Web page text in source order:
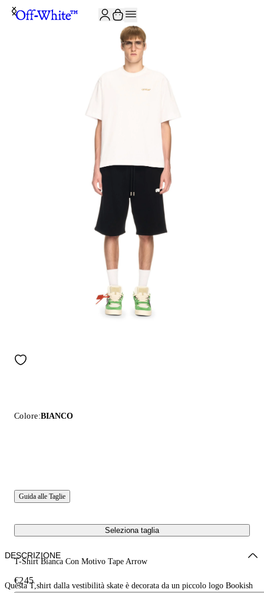
Colore:BIANCO
Guida alle Taglie
Seleziona taglia
T-Shirt Bianca Con Motivo Tape Arrow
€245
DESCRIZIONE
Questa T,shirt dalla vestibilità skate è decorata da un piccolo logo Bookish